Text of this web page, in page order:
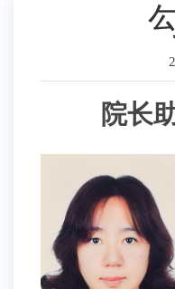
院长